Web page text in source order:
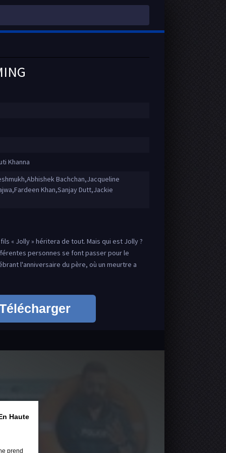
Khanna
Bachchan,Jacqueline
Khan,Sanjay Dutt,Jackie
« Jolly » héritera de tout. Mais qui est Jolly ?
personnes se font passer pour le
l'anniversaire du père, où un meurtre a
Haute
prend